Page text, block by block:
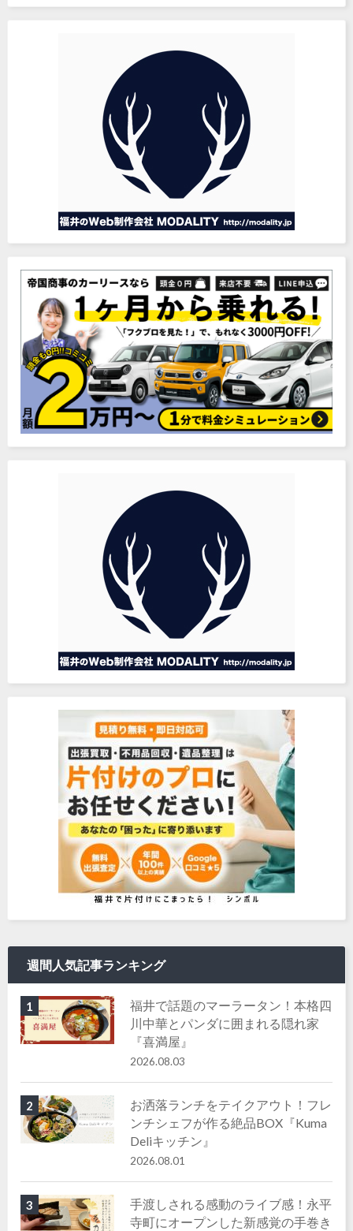
週間人気記事ランキング
1
福井で話題のマーラータン！本格四
川中華とパンダに囲まれる隠れ家
『喜満屋』
2026.08.03
2
お洒落ランチをテイクアウト！フレ
ンチシェフが作る絶品BOX『Kuma
Deliキッチン』
2026.08.01
3
手渡しされる感動のライブ感！永平
寺町にオープンした新感覚の手巻き